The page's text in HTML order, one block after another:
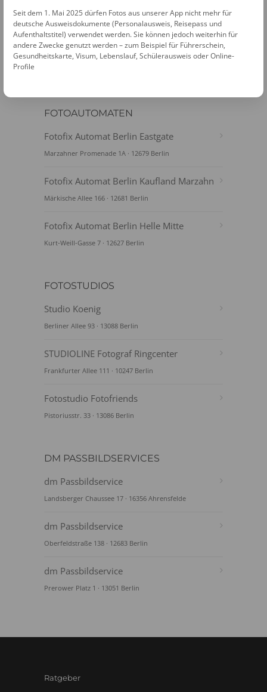
FOTOAUTOMATEN
Fotofix Automat Berlin Eastgate
Marzahner Promenade 1A · 12679 Berlin
Fotofix Automat Berlin Kaufland Marzahn
Märkische Allee 166 · 12681 Berlin
Fotofix Automat Berlin Helle Mitte
Kurt-Weill-Gasse 7 · 12627 Berlin
FOTOSTUDIOS
Studio Koenig
Berliner Allee 93 · 13088 Berlin
STUDIOLINE Fotograf Ringcenter
Frankfurter Allee 111 · 10247 Berlin
Fotostudio Fotofriends
Pistoriusstr. 33 · 13086 Berlin
DM PASSBILDSERVICES
dm Passbildservice
Landsberger Chaussee 17 · 16356 Ahrensfelde
dm Passbildservice
Oberfeldstraße 138 · 12683 Berlin
dm Passbildservice
Prerower Platz 1 · 13051 Berlin
Ratgeber
Seit dem 1. Mai 2025 dürfen Fotos aus unserer App nicht mehr für
deutsche Ausweisdokumente (Personalausweis, Reisepass und
Aufenthaltstitel) verwendet werden. Sie können jedoch weiterhin für
andere Zwecke genutzt werden – zum Beispiel für Führerschein,
Gesundheitskarte, Visum, Lebenslauf, Schülerausweis oder Online-
Profile